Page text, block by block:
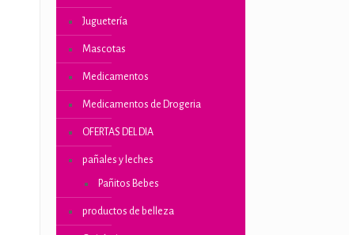
Juguetería
Mascotas
Medicamentos
Medicamentos de Drogeria
OFERTAS DEL DIA
pañales y leches
Pañitos Bebes
productos de belleza